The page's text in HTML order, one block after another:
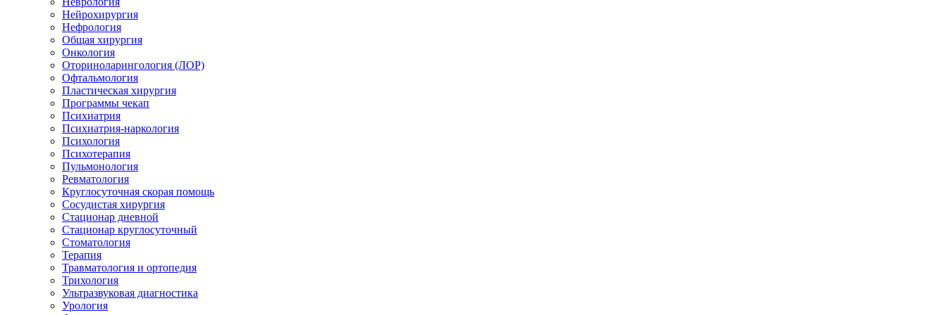
Нейрохирургия
Нефрология
Общая хирургия
Онкология
Оториноларингология (ЛОР)
Офтальмология
Пластическая хирургия
Программы чекап
Психиатрия
Психиатрия-наркология
Психология
Психотерапия
Пульмонология
Ревматология
Круглосуточная скорая помощь
Сосудистая хирургия
Стационар дневной
Стационар круглосуточный
Стоматология
Терапия
Травматология и ортопедия
Трихология
Ультразвуковая диагностика
Урология